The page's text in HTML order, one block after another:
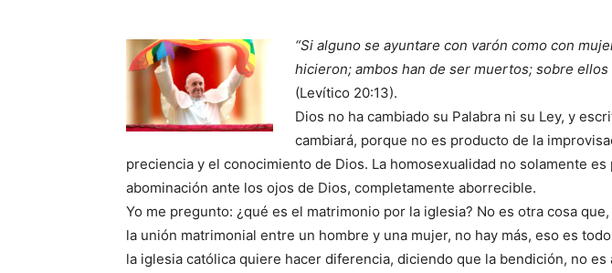
“Si alguno se ayuntare con varón como con
hicieron; ambos han de ser muertos; sobre ellos
(Levítico 20:13).
Dios no ha cambiado su Palabra ni su Ley, y
cambiará, porque no es producto de la
preciencia y el conocimiento de Dios. La homosexualidad no solamente es
abominación ante los ojos de Dios, completamente aborrecible.
Yo me pregunto: ¿qué es el matrimonio por la iglesia? No es otra cosa
la unión matrimonial entre un hombre y una mujer, no hay más, eso es
la iglesia católica quiere hacer diferencia, diciendo que la bendición, no es